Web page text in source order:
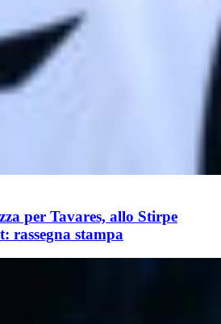
per Tavares, allo Stirpe
rassegna stampa